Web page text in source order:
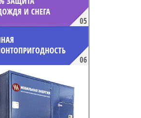
комплекс 16 МВт с